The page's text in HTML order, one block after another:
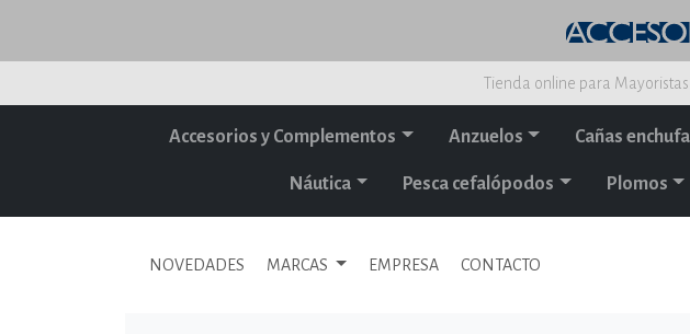
Tienda online para
Accesorios y Complementos Anzuelos Cañas
Náutica Pesca cefalópodos Plomos
NOVEDADES MARCAS EMPRESA CONTACTO